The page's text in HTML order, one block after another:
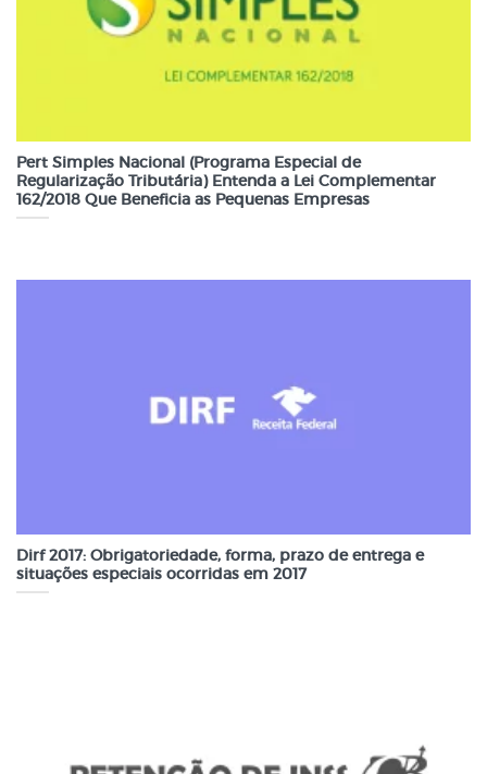
Pert Simples Nacional (Programa Especial de
Regularização Tributária) Entenda a Lei Complementar
162/2018 Que Beneficia as Pequenas Empresas
Dirf 2017: Obrigatoriedade, forma, prazo de entrega e
situações especiais ocorridas em 2017